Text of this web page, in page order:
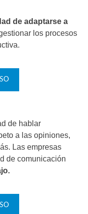
de adaptarse a
los procesos
de hablar
a las opiniones,
Las empresas
de comunicación